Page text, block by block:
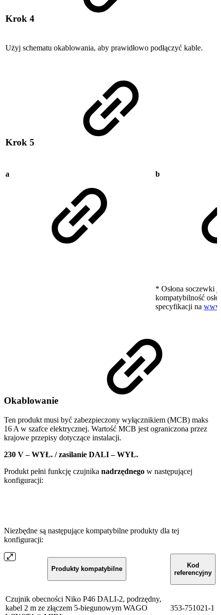
Krok 4
Użyj schematu okablowania, aby prawidłowo podłączyć kable.
Krok 5
a b
* Osłona soczewki
kompatybilność
specyfikacji na
Okablowanie
Ten produkt musi być zabezpieczony wyłącznikiem (MCB) maks
16 A w szafce elektrycznej. Wartość MCB jest ograniczona przez
krajowe przepisy dotyczące instalacji.
230 V – WYŁ. / zasilanie DALI – WYŁ.
Produkt pełni funkcję czujnika nadrzędnego w następującej
konfiguracji:
Niezbędne są następujące kompatybilne produkty dla tej
konfiguracji:
Produkty kompatybilne
Kod
referencyjny
Czujnik obecności Niko P46 DALI-2, podrzędny,
kabel 2 m ze złączem 5-biegunowym WAGO
353-751021-1